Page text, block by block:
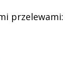
przelewami: